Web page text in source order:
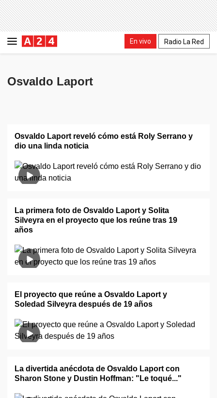
En vivo Radio La Red
Osvaldo Laport
Osvaldo Laport reveló cómo está Roly Serrano y
dio una linda noticia
La primera foto de Osvaldo Laport y Solita
Silveyra en el proyecto que los reúne tras 19
años
El proyecto que reúne a Osvaldo Laport y
Soledad Silveyra después de 19 años
La divertida anécdota de Osvaldo Laport con
Sharon Stone y Dustin Hoffman: "Le toqué..."